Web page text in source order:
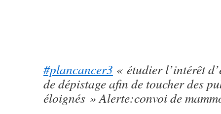
#plancancer3 « étudier l’intérêt
de dépistage afin de toucher des
éloignés » Alerte:convoi de